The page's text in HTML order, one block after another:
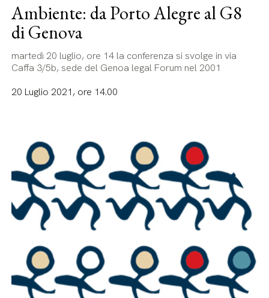
Ambiente: da Porto Alegre al G8
di Genova
martedì 20 luglio, ore 14 la conferenza si svolge in via
Caffa 3/5b, sede del Genoa legal Forum nel 2001
20 Luglio 2021, ore 14.00